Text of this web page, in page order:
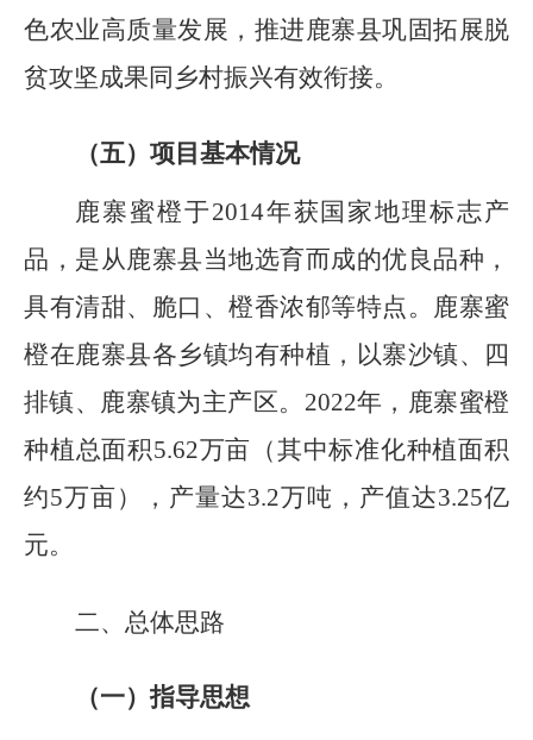
色农业高质量发展，推进鹿寨县巩固拓展脱
贫攻坚成果同乡村振兴有效衔接。
（五）项目基本情况
鹿寨蜜橙于2014年获国家地理标志产
品，是从鹿寨县当地选育而成的优良品种，
具有清甜、脆口、橙香浓郁等特点。鹿寨蜜
橙在鹿寨县各乡镇均有种植，以寨沙镇、四
排镇、鹿寨镇为主产区。 2022年，鹿寨蜜橙
种植总面积5.62万亩（其中标准化种植面积
约5万亩），产量达3.2万吨，产值达3.25亿
元。
二、总体思路
（一）指导思想